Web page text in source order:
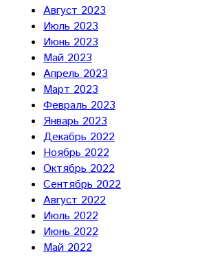
Август 2023
Июль 2023
Июнь 2023
Май 2023
Апрель 2023
Март 2023
Февраль 2023
Январь 2023
Декабрь 2022
Ноябрь 2022
Октябрь 2022
Сентябрь 2022
Август 2022
Июль 2022
Июнь 2022
Май 2022